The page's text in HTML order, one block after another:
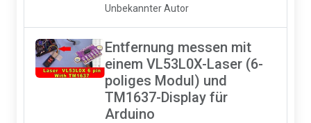
Unbekannter Autor
Entfernung messen mit
einem VL53L0X-Laser (6-
poliges Modul) und
TM1637-Display für
Arduino